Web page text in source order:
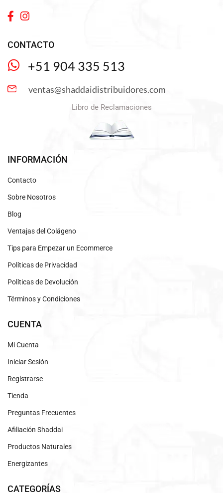
CONTACTO
+51 904 335 513
ventas@shaddaidistribuidores.com
Libro de Reclamaciones
INFORMACIÓN
Contacto
Sobre Nosotros
Blog
Ventajas del Colágeno
Tips para Empezar un Ecommerce
Políticas de Privacidad
Políticas de Devolución
Términos y Condiciones
CUENTA
Mi Cuenta
Iniciar Sesión
Regístrarse
Tienda
Preguntas Frecuentes
Afiliación Shaddai
Productos Naturales
Energizantes
CATEGORÍAS